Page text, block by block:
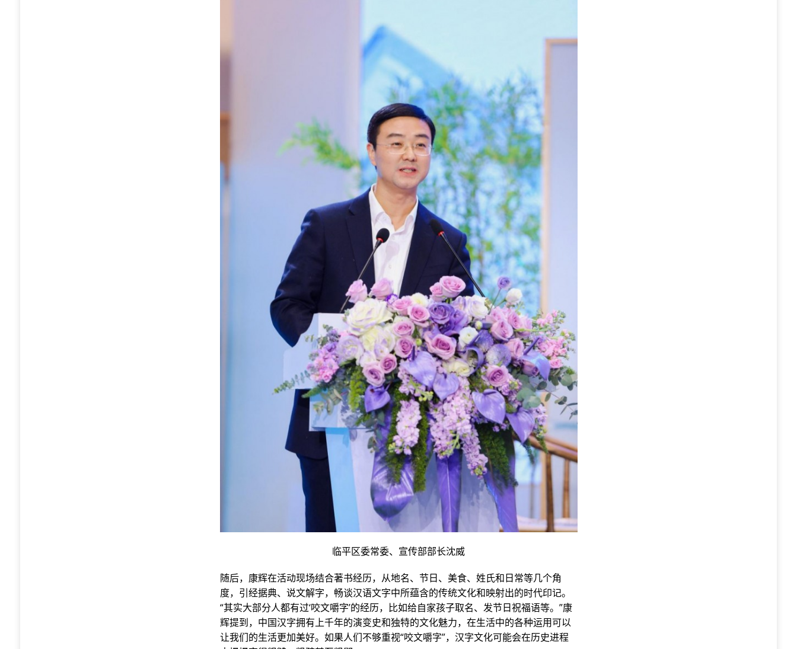
临平区委常委、宣传部部长沈威
随后，康辉在活动现场结合著书经历，从地名、节日、美食、姓氏和日常等几个角
度，引经据典、说文解字，畅谈汉语文字中所蕴含的传统文化和映射出的时代印记。
“其实大部分人都有过‘咬文嚼字’的经历，比如给自家孩子取名、发节日祝福语等。”康
辉提到，中国汉字拥有上千年的演变史和独特的文化魅力，在生活中的各种运用可以
让我们的生活更加美好。如果人们不够重视“咬文嚼字”，汉字文化可能会在历史进程